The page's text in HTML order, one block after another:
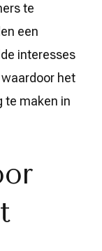
te
een
interesses
het
te maken in